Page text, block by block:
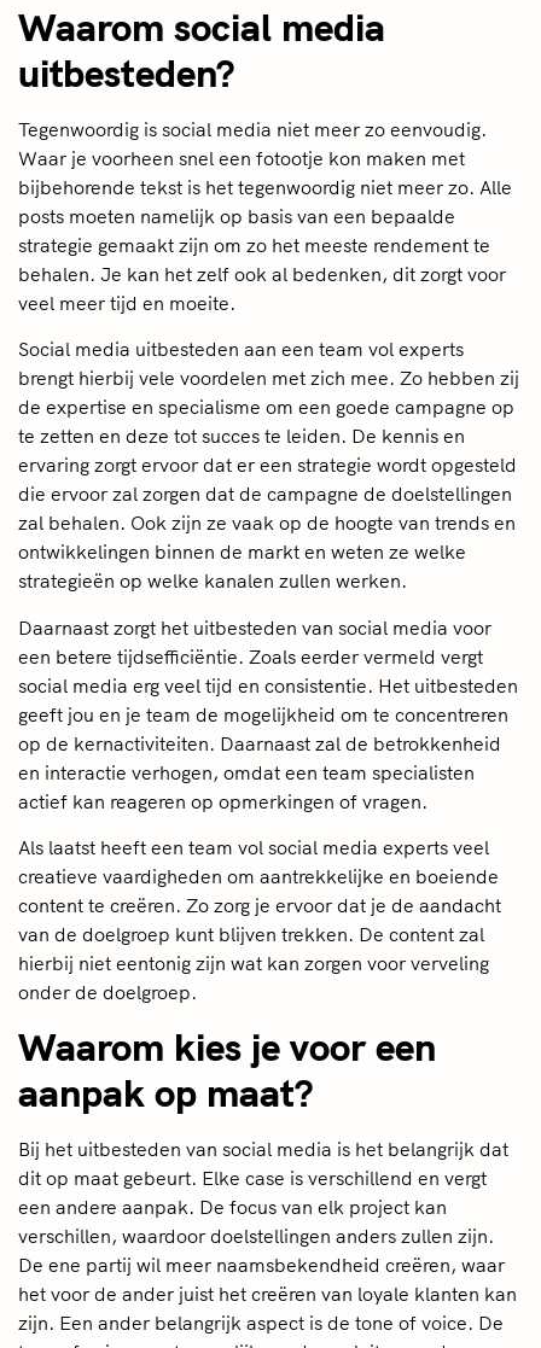
Waarom social media
uitbesteden?
Tegenwoordig is social media niet meer zo eenvoudig.
Waar je voorheen snel een fotootje kon maken met
bijbehorende tekst is het tegenwoordig niet meer zo. Alle
posts moeten namelijk op basis van een bepaalde
strategie gemaakt zijn om zo het meeste rendement te
behalen. Je kan het zelf ook al bedenken, dit zorgt voor
veel meer tijd en moeite.
Social media uitbesteden aan een team vol experts
brengt hierbij vele voordelen met zich mee. Zo hebben zij
de expertise en specialisme om een goede campagne op
te zetten en deze tot succes te leiden. De kennis en
ervaring zorgt ervoor dat er een strategie wordt opgesteld
die ervoor zal zorgen dat de campagne de doelstellingen
zal behalen. Ook zijn ze vaak op de hoogte van trends en
ontwikkelingen binnen de markt en weten ze welke
strategieën op welke kanalen zullen werken.
Daarnaast zorgt het uitbesteden van social media voor
een betere tijdsefficiëntie. Zoals eerder vermeld vergt
social media erg veel tijd en consistentie. Het uitbesteden
geeft jou en je team de mogelijkheid om te concentreren
op de kernactiviteiten. Daarnaast zal de betrokkenheid
en interactie verhogen, omdat een team specialisten
actief kan reageren op opmerkingen of vragen.
Als laatst heeft een team vol social media experts veel
creatieve vaardigheden om aantrekkelijke en boeiende
content te creëren. Zo zorg je ervoor dat je de aandacht
van de doelgroep kunt blijven trekken. De content zal
hierbij niet eentonig zijn wat kan zorgen voor verveling
onder de doelgroep.
Waarom kies je voor een
aanpak op maat?
Bij het uitbesteden van social media is het belangrijk dat
dit op maat gebeurt. Elke case is verschillend en vergt
een andere aanpak. De focus van elk project kan
verschillen, waardoor doelstellingen anders zullen zijn.
De ene partij wil meer naamsbekendheid creëren, waar
het voor de ander juist het creëren van loyale klanten kan
zijn. Een ander belangrijk aspect is de tone of voice. De